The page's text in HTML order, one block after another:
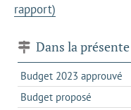
rapport)
Dans la
Budget 2023 approuvé
Budget proposé